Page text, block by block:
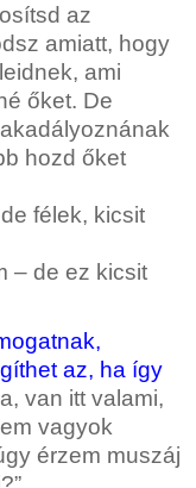
az
amiatt, hogy
ami
őket. De
hozd őket
félek, kicsit
– de ez kicsit
az, ha így
van itt valami,
vagyok
érzem muszáj